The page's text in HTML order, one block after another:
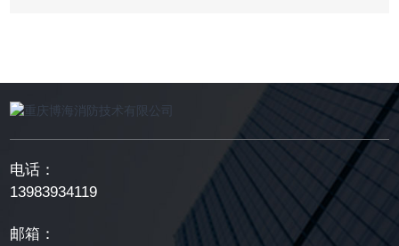
电话：
13983934119
邮箱：